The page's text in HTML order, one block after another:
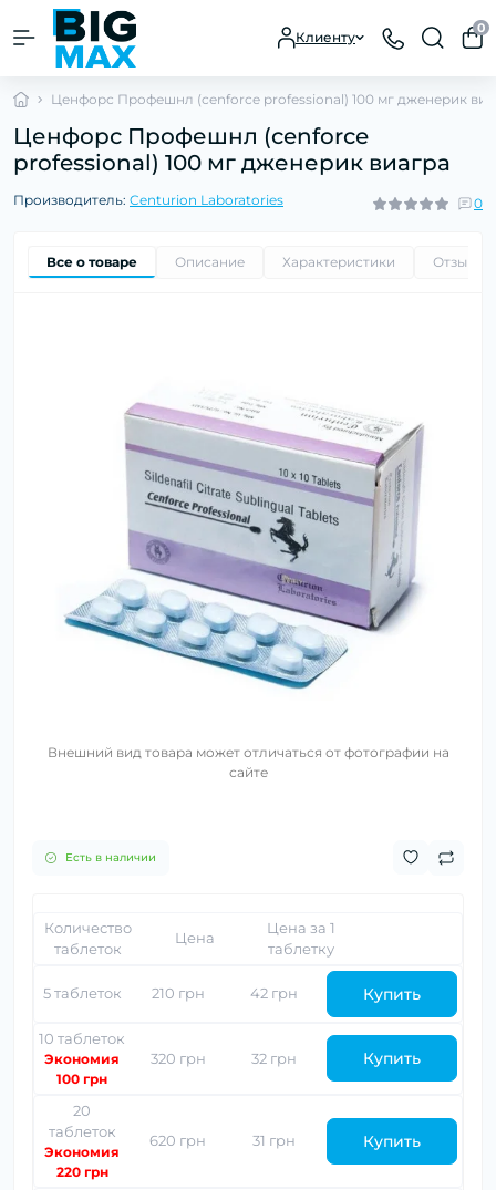
Клиенту
0
Ценфорс Профешнл (cenforce professional) 100 мг дженерик
Ценфорс Профешнл (cenforce
professional) 100 мг дженерик виагра
Производитель: Centurion Laboratories 0
Все о товаре Описание Характеристики Отзывы
Внешний вид товара может отличаться от фотографии на
сайте
Есть в наличии
Количество
таблеток
Цена
Цена за 1
таблетку
5 таблеток 210 грн 42 грн Купить
10 таблеток
Экономия
100 грн
320 грн 32 грн Купить
20
таблеток
Экономия
220 грн
620 грн 31 грн Купить